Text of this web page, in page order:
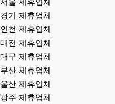
경기 제휴업체
인천 제휴업체
대전 제휴업체
대구 제휴업체
부산 제휴업체
울산 제휴업체
광주 제휴업체